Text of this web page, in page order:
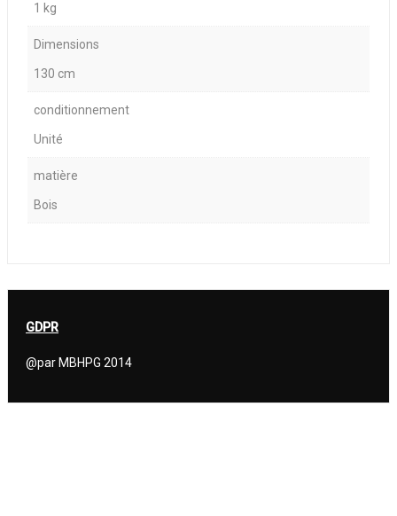
1 kg
Dimensions
130 cm
conditionnement
Unité
matière
Bois
GDPR
@par MBHPG 2014